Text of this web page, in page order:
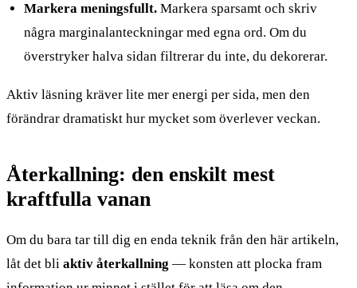
Markera meningsfullt. Markera sparsamt och skriv
några marginalanteckningar med egna ord. Om du
överstryker halva sidan filtrerar du inte, du dekorerar.
Aktiv läsning kräver lite mer energi per sida, men den
förändrar dramatiskt hur mycket som överlever veckan.
Återkallning: den enskilt mest
kraftfulla vanan
Om du bara tar till dig en enda teknik från den här artikeln,
låt det bli aktiv återkallning — konsten att plocka fram